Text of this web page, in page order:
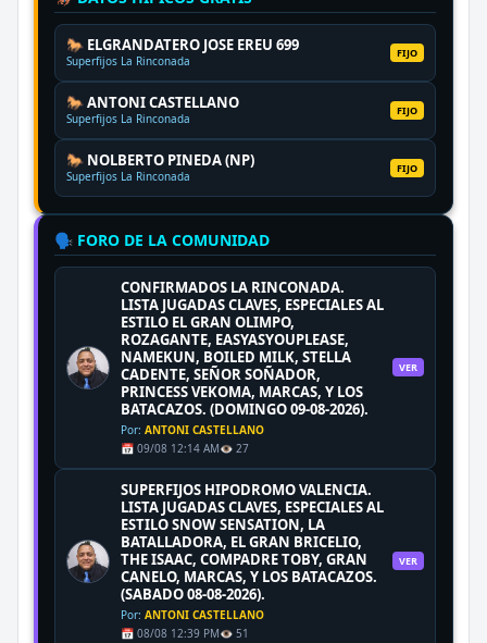
🐎 ELGRANDATERO JOSE EREU 699
Superfijos La Rinconada
FIJO
🐎 ANTONI CASTELLANO
Superfijos La Rinconada
FIJO
🐎 NOLBERTO PINEDA (NP)
Superfijos La Rinconada
FIJO
🗣️ FORO DE LA COMUNIDAD
CONFIRMADOS LA RINCONADA.
LISTA JUGADAS CLAVES, ESPECIALES AL
ESTILO EL GRAN OLIMPO,
ROZAGANTE, EASYASYOUPLEASE,
NAMEKUN, BOILED MILK, STELLA
CADENTE, SEÑOR SOÑADOR,
PRINCESS VEKOMA, MARCAS, Y LOS
BATACAZOS. (DOMINGO 09-08-2026).
Por: ANTONI CASTELLANO
📅 09/08 12:14 AM👁️ 27
VER
SUPERFIJOS HIPODROMO VALENCIA.
LISTA JUGADAS CLAVES, ESPECIALES AL
ESTILO SNOW SENSATION, LA
BATALLADORA, EL GRAN BRICELIO,
THE ISAAC, COMPADRE TOBY, GRAN
CANELO, MARCAS, Y LOS BATACAZOS.
(SABADO 08-08-2026).
Por: ANTONI CASTELLANO
📅 08/08 12:39 PM👁️ 51
VER